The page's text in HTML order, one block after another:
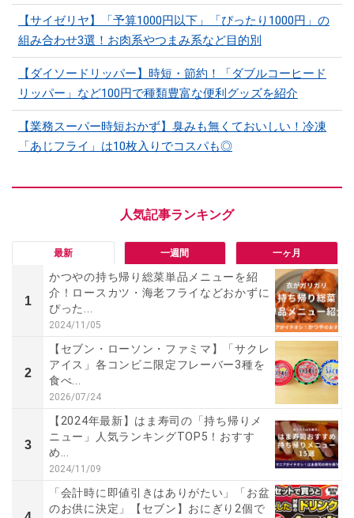
【サイゼリヤ】「予算1000円以下」「ぴったり1000円」の
組み合わせ3選！お肉系やつまみ系など目的別
【ダイソードリッパー】時短・節約！「ダブルコーヒード
リッパー」など100円で種類豊富な便利グッズを紹介
【業務スーパー時短おかず】臭みも無くておいしい！冷凍
「あじフライ」は10枚入りでコスパも◎
最新 一週間 一ヶ月
1
かつやの持ち帰り総菜単品メニューを紹
介！ロースカツ・海老フライなどおかずに
ぴった...
2024/11/05
2
【セブン・ローソン・ファミマ】「サクレ
アイス」各コンビニ限定フレーバー3種を
食べ...
2026/07/24
3
【2024年最新】はま寿司の「持ち帰りメ
ニュー」人気ランキングTOP5！おすす
め...
2024/11/09
「会計時に即値引きはありがたい」「お盆
のお供に決定」【セブン】おにぎり2個で